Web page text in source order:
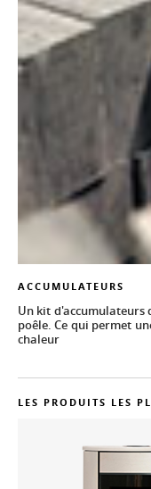
ACCUMULATEURS
Un kit d'accumulateurs
poêle. Ce qui permet
chaleur
LES PRODUITS LES